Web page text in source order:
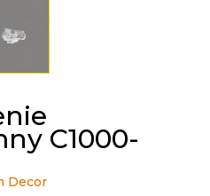
C1000-
Decor